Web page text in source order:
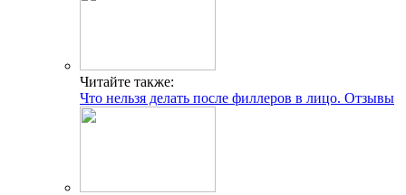
Читайте также:
Что нельзя делать после филлеров в лицо. Отзывы